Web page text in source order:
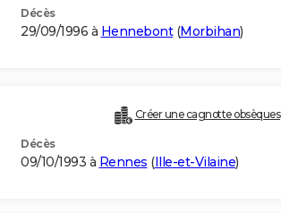
Décès
29/09/1996 à Hennebont(Morbihan)
Créer une cagnotte obsèques
Décès
09/10/1993 à Rennes (Ille-et-Vilaine)